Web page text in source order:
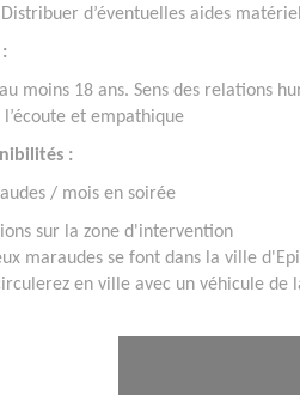
Distribuer d’éventuelles aides
moins 18 ans. Sens des relations
l’écoute et empathique
:
/ mois en soirée
sur la zone d'intervention
maraudes se font dans la ville
en ville avec un véhicule de